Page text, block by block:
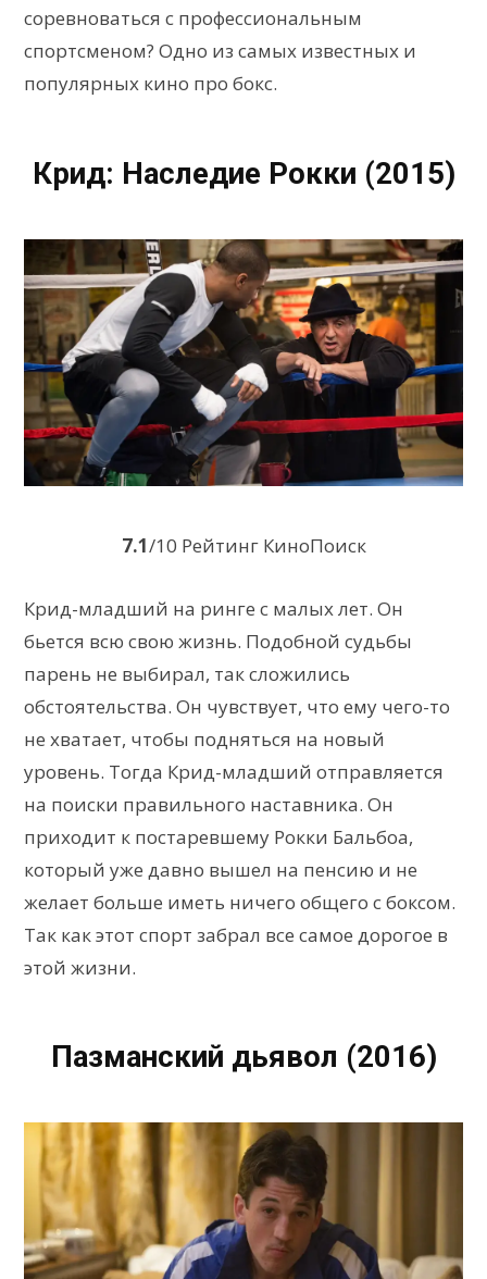
соревноваться с профессиональным
спортсменом? Одно из самых известных и
популярных кино про бокс.
Крид: Наследие Рокки (2015)
7.1/10 Рейтинг КиноПоиск
Крид-младший на ринге с малых лет. Он
бьется всю свою жизнь. Подобной судьбы
парень не выбирал, так сложились
обстоятельства. Он чувствует, что ему чего-то
не хватает, чтобы подняться на новый
уровень. Тогда Крид-младший отправляется
на поиски правильного наставника. Он
приходит к постаревшему Рокки Бальбоа,
который уже давно вышел на пенсию и не
желает больше иметь ничего общего с боксом.
Так как этот спорт забрал все самое дорогое в
этой жизни.
Пазманский дьявол (2016)